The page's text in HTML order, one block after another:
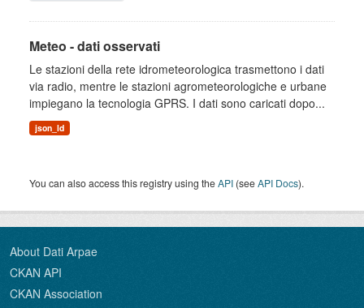
Meteo - dati osservati
Le stazioni della rete idrometeorologica trasmettono i dati
via radio, mentre le stazioni agrometeorologiche e urbane
impiegano la tecnologia GPRS. I dati sono caricati dopo...
json_ld
You can also access this registry using theAPI (seeAPI Docs).
About Dati Arpae
CKAN API
CKAN Association